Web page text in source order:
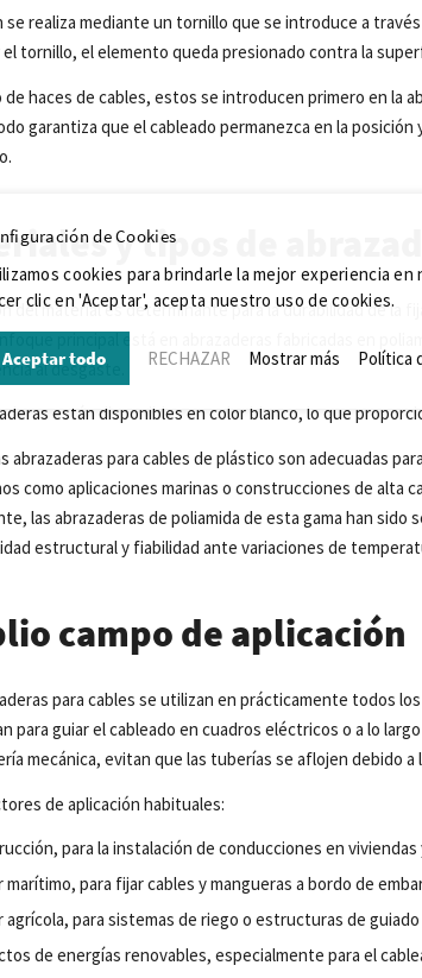
serealiza mediante un tornillo que se introduce a través
el tornillo,elelementoqueda presionado contra la
dehaces de cables,estos seintroducen primero en la
garantiza que elcableado permanezca en laposición
.
y tipos de
delmateriales determinante para ladurabilidadde la
principalestá
aldesgaste
están disponibles en colorblanco, loque
abrazaderas para cables de plástico sonadecuadas
comoaplicaciones marinas oconstrucciones de alta
,las abrazaderas depoliamida de estagama hansido
estructuraly fiabilidad antevariaciones de
campo de aplicación
para cables seutilizan enprácticamente todos los
paraguiarelcableado encuadros eléctricos oa lo
mecánica,evitan que las tuberías seaflojen debido a
de aplicación habituales:
, para lainstalación deconducciones enviviendas
marítimo, para fijarcables ymangueras a bordo de
agrícola, para sistemas de riego o estructuras de guiado
de energías renovables, especialmente para el
de Cookies
cookies para brindarle la mejor experiencia
clic en 'Aceptar', acepta nuestro uso de cookies.
Aceptar todo RECHAZAR Mostrar más Política